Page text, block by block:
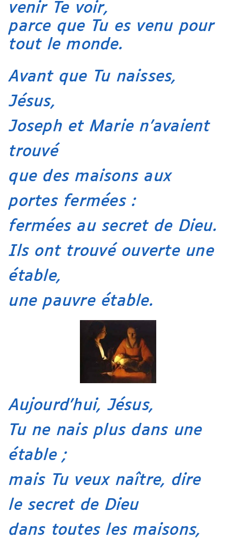
venir Te voir,
parce que Tu es venu pour
tout le monde.
Avant que Tu naisses,
Jésus,
Joseph et Marie n’avaient
trouvé
que des maisons aux
portes fermées :
fermées au secret de Dieu.
Ils ont trouvé ouverte une
étable,
une pauvre étable.
Aujourd’hui, Jésus,
Tu ne nais plus dans une
étable ;
mais Tu veux naître, dire
le secret de Dieu
dans toutes les maisons,